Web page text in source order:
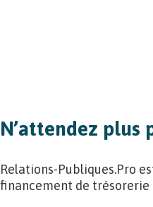
N’attendez plus
Relations-Publiques.Pro
financement de trésorerie